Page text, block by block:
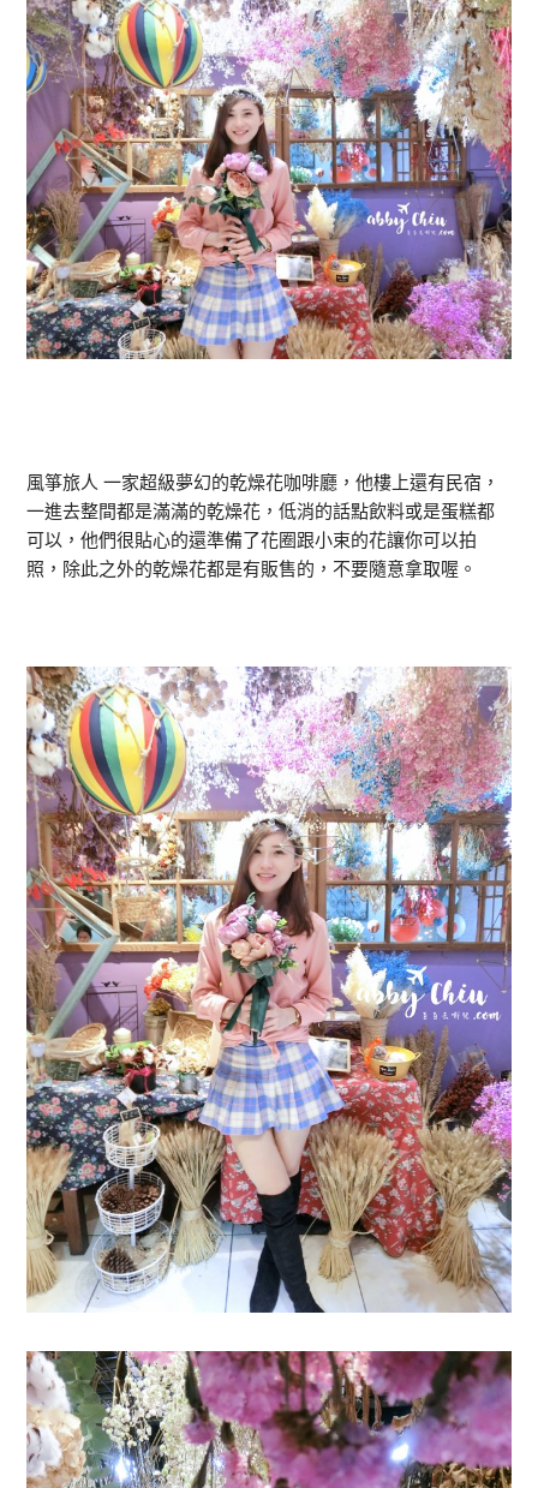
風箏旅人 一家超級夢幻的乾燥花咖啡廳，他樓上還有民宿，
一進去整間都是滿滿的乾燥花，低消的話點飲料或是蛋糕都
可以，他們很貼心的還準備了花圈跟小束的花讓你可以拍
照，除此之外的乾燥花都是有販售的，不要隨意拿取喔。